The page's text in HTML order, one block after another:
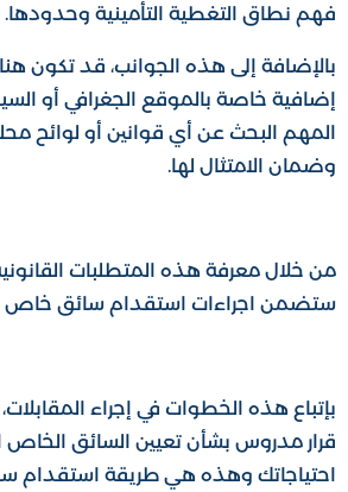
فهم نطاق التغطية التأمينية وحدودها.
بالإضافة إلى هذه الجوانب، قد تكون
إضافية خاصة بالموقع الجغرافي أو
المهم البحث عن أي قوانين أو لوائح
وضمان الامتثال لها.
من خلال معرفة هذه المتطلبات القانونية
ستضمن اجراءات استقدام سائق خاص
بإتباع هذه الخطوات في إجراء
قرار مدروس بشأن تعيين السائق الخاص
احتياجاتك وهذه هي طريقة استقدام